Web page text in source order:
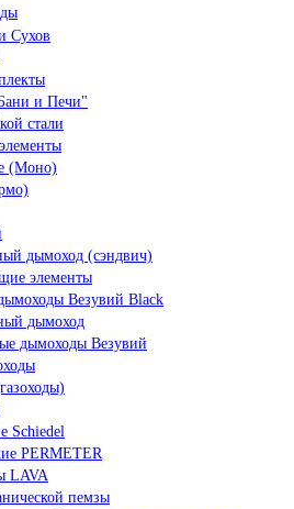
Сухов
и Печи"
стали
(Моно)
дымоход (сэндвич)
элементы
Везувий Black
дымоход
дымоходы Везувий
Schiedel
PERMETER
LAVA
пемзы